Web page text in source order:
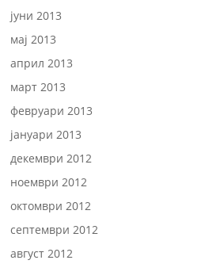
јуни 2013
мај 2013
април 2013
март 2013
февруари 2013
јануари 2013
декември 2012
ноември 2012
октомври 2012
септември 2012
август 2012